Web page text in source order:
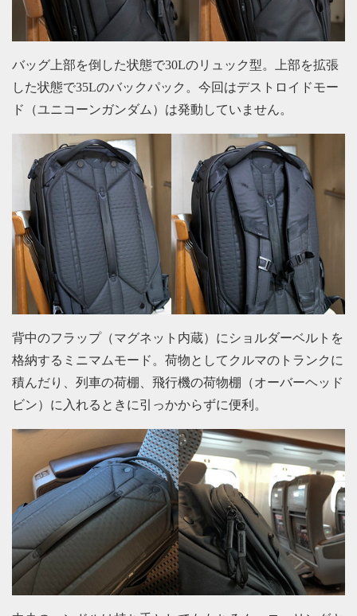
バッグ上部を倒した状態で30Lのリュック型。上部を拡張
した状態で35Lのバックパック。今回はデストロイドモー
ド（ユニコーンガンダム）は発動していません。
背中のフラップ（マグネット内蔵）にショルダーベルトを
格納するミニマムモード。荷物としてクルマのトランクに
積んだり、列車の荷棚、飛行機の荷物棚（オーバーヘッド
ビン）に入れるときに引っかからずに便利。